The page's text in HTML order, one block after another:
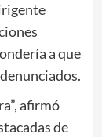
a que
afirmó
de